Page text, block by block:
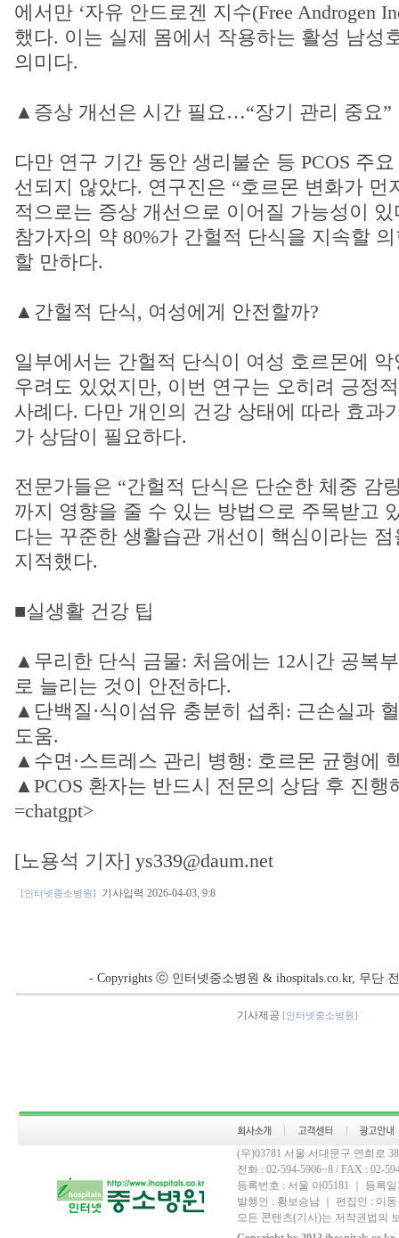
에서만 ‘자유 안드로겐 지수(Free Androgen
했다. 이는 실제 몸에서 작용하는 활성 남성
의미다.
▲증상 개선은 시간 필요…“장기 관리 중요”
다만 연구 기간 동안 생리불순 등 PCOS 주
선되지 않았다. 연구진은 “호르몬 변화가 먼
적으로는 증상 개선으로 이어질 가능성이
참가자의 약 80%가 간헐적 단식을 지속할
할 만하다.
▲간헐적 단식, 여성에게 안전할까?
일부에서는 간헐적 단식이 여성 호르몬에
우려도 있었지만, 이번 연구는 오히려 긍정
사례다. 다만 개인의 건강 상태에 따라 효과
가 상담이 필요하다.
전문가들은 “간헐적 단식은 단순한 체중 감
까지 영향을 줄 수 있는 방법으로 주목받고
다는 꾸준한 생활습관 개선이 핵심이라는
지적했다.
■실생활 건강 팁
▲무리한 단식 금물: 처음에는 12시간 공복
로 늘리는 것이 안전하다.
▲단백질·식이섬유 충분히 섭취: 근손실과
도움.
▲수면·스트레스 관리 병행: 호르몬 균형에
▲PCOS 환자는 반드시 전문의 상담 후 진행
=chatgpt>
[노용석 기자] ys339@daum.net
[인터넷중소병원] 기사입력 2026-04-03, 9:8
- Copyrights ⓒ 인터넷중소병원 & ihospitals.co.kr, 무단
기사제공 [인터넷중소병원]
(우)03781 서울 서대문구 연희로
전화 : 02-594-5906~8 / FAX : 02-
등록번호 : 서울 아05181 ｜ 등록
발행인 : 황보승남 ｜ 편집인 : 이
모든 콘텐츠(기사)는 저작권법의